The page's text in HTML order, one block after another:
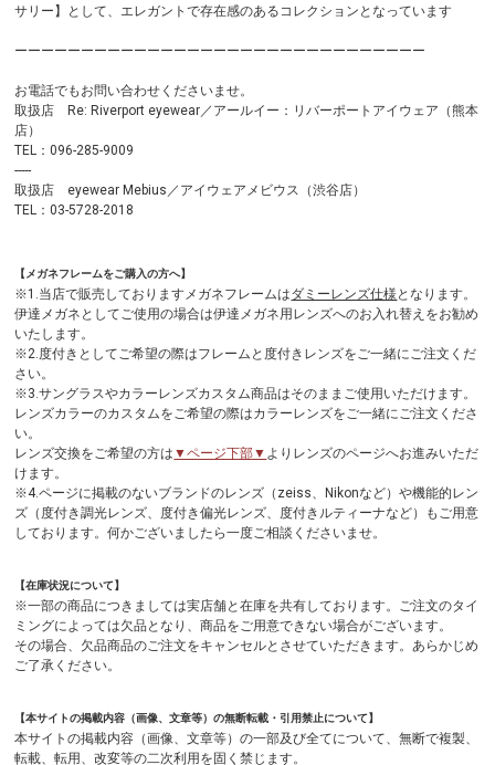
サリー】として、エレガントで存在感のあるコレクションとなっています
ーーーーーーーーーーーーーーーーーーーーーーーーーーーーーーー
お電話でもお問い合わせくださいませ。
取扱店 Re: Riverport eyewear／アールイー：リバーポートアイウェア（熊本
店）
TEL：096-285-9009
-----
取扱店 eyewear Mebius／アイウェアメビウス（渋谷店）
TEL：03-5728-2018
【メガネフレームをご購入の方へ】
※1.当店で販売しておりますメガネフレームはダミーレンズ仕様 となります。
伊達メガネとしてご使用の場合は伊達メガネ用レンズへのお入れ替えをお勧め
いたします。
※2.度付きとしてご希望の際はフレームと度付きレンズをご一緒にご注文くだ
さい。
※3.サングラスやカラーレンズカスタム商品はそのままご使用いただけます。
レンズカラーのカスタムをご希望の際はカラーレンズをご一緒にご注文くださ
い。
レンズ交換をご希望の方は ▼ページ下部▼ よりレンズのページへお進みいただ
けます。
※4.ページに掲載のないブランドのレンズ（zeiss、Nikonなど）や機能的レン
ズ（度付き調光レンズ、度付き偏光レンズ、度付きルティーナなど）もご用意
しております。何かございましたら一度ご相談くださいませ。
【在庫状況について】
※一部の商品につきましては実店舗と在庫を共有しております。ご注文のタイ
ミングによっては欠品となり、商品をご用意できない場合がございます。
その場合、欠品商品のご注文をキャンセルとさせていただきます。あらかじめ
ご了承ください。
【本サイトの掲載内容（画像、文章等）の無断転載・引用禁止について】
本サイトの掲載内容（画像、文章等）の一部及び全てについて、無断で複製、
転載、転用、改変等の二次利用を固く禁じます。